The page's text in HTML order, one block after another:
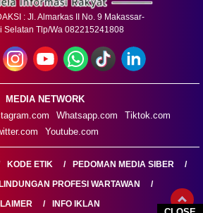
: Jl. Almarkas II No. 9 Makassar-
Selatan Tlp/Wa 082215241808
MEDIA NETWORK
Whatsapp.com
Tiktok.com
Youtube.com
KODE ETIK
PEDOMAN MEDIA SIBER
PROFESI WARTAWAN
INFO IKLAN